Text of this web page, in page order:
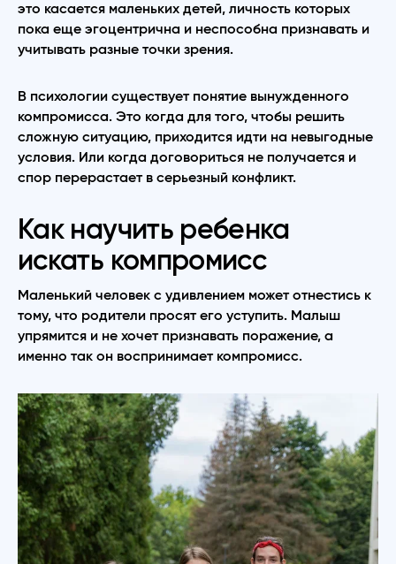
это касается маленьких детей, личность которых
пока еще эгоцентрична и неспособна признавать и
учитывать разные точки зрения.
В психологии существует понятие вынужденного
компромисса. Это когда для того, чтобы решить
сложную ситуацию, приходится идти на невыгодные
условия. Или когда договориться не получается и
спор перерастает в серьезный конфликт.
Как научить ребенка
искать компромисс
Маленький человек с удивлением может отнестись к
тому, что родители просят его уступить. Малыш
упрямится и не хочет признавать поражение, а
именно так он воспринимает компромисс.